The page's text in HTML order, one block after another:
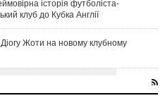
історія футболіста-
клуб до Кубка Англії
Жоти на новому клубному